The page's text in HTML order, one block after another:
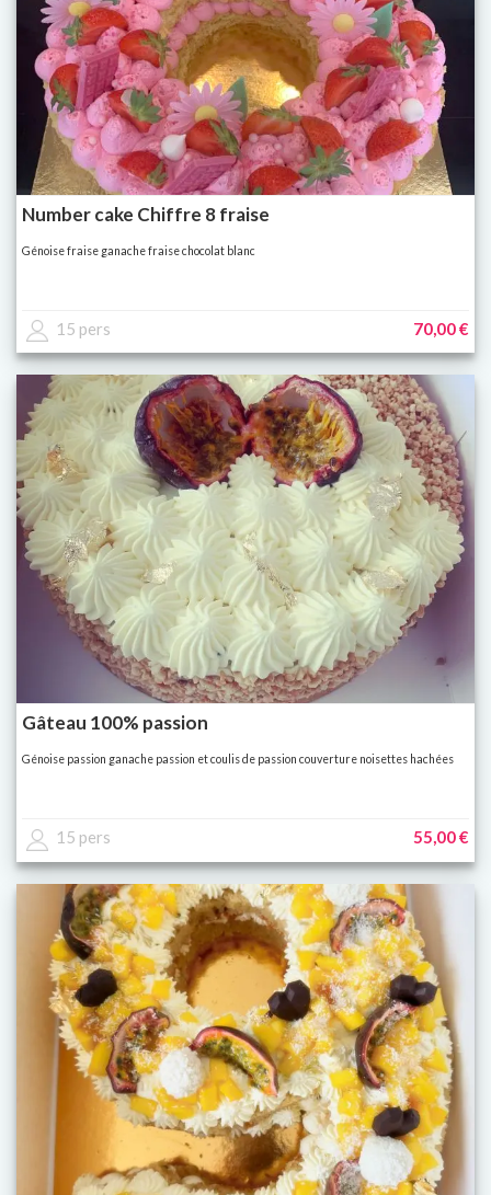
Number cake Chiffre 8 fraise
Génoise fraise ganache fraise chocolat blanc
15 pers 70,00 €
Gâteau 100% passion
Génoise passion ganache passion et coulis de passion couverture noisettes hachées
15 pers 55,00 €